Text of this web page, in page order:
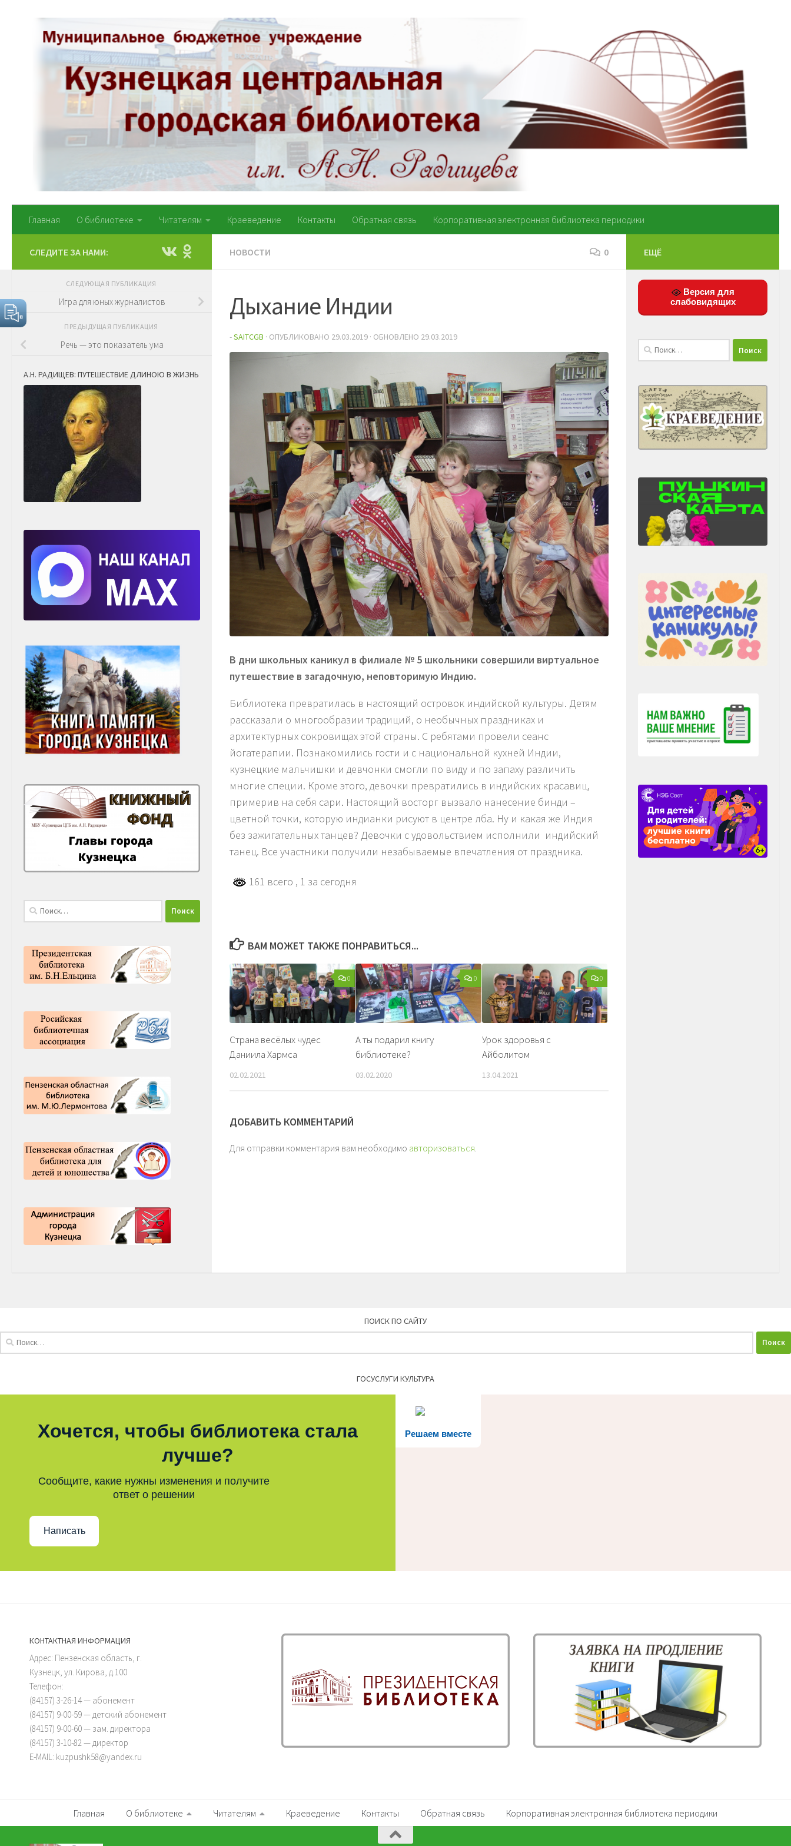
Перейти к содержимому
Главная О библиотеке Читателям Краеведение Контакты Обратная связь Корпоративная электронная библиотека периодики
НОВОСТИ 0
Дыхание Индии
-SAITCGB · ОПУБЛИКОВАНО 29.03.2019 · ОБНОВЛЕНО 29.03.2019
В дни школьных каникул в филиале № 5 школьники совершили виртуальное
путешествие в загадочную, неповторимую Индию.
Библиотека превратилась в настоящий островок индийской культуры. Детям
рассказали о многообразии традиций, о необычных праздниках и
архитектурных сокровищах этой страны. С ребятами провели сеанс
йогатерапии. Познакомились гости и с национальной кухней Индии,
кузнецкие мальчишки и девчонки смогли по виду и по запаху различить
многие специи. Кроме этого, девочки превратились в индийских красавиц,
примерив на себя сари. Настоящий восторг вызвало нанесение бинди –
цветной точки, которую индианки рисуют в центре лба. Ну и какая же Индия
без зажигательных танцев? Девочки с удовольствием исполнили индийский
танец. Все участники получили незабываемые впечатления от праздника.
161 всего , 1 за сегодня
ВАМ МОЖЕТ ТАКЖЕ ПОНРАВИТЬСЯ...
0
Страна весёлых чудес
Даниила Хармса
02.02.2021
0
А ты подарил книгу
библиотеке?
03.02.2020
0
Урок здоровья с
Айболитом
13.04.2021
ДОБАВИТЬ КОММЕНТАРИЙ
Для отправки комментария вам необходимо авторизоваться
СЛЕДИТЕ ЗА НАМИ:
СЛЕДУЮЩАЯ ПУБЛИКАЦИЯ
Игра для юных журналистов
ПРЕДЫДУЩАЯ ПУБЛИКАЦИЯ
Речь — это показатель ума
А.Н. РАДИЩЕВ: ПУТЕШЕСТВИЕ ДЛИНОЮ В ЖИЗНЬ
Найти:
ЕЩЁ
Версия для
слабовидящих
Найти:
ПОИСК ПО САЙТУ
ГОСУСЛУГИ КУЛЬТУРА
Решаем вместе
Хочется, чтобы библиотека стала
лучше?
Сообщите, какие нужны изменения и получите
ответ о решении
Написать
КОНТАКТНАЯ ИНФОРМАЦИЯ
Адрес: Пензенская область, г.
Кузнецк, ул. Кирова, д.100
Телефон:
(84157) 3-26-14 — абонемент
(84157) 9-00-59 — детский абонемент
(84157) 9-00-60 — зам. директора
(84157) 3-10-82 — директор
E-MAIL: kuzpushk58@yandex.ru
Главная О библиотеке Читателям Краеведение Контакты Обратная связь Корпоративная электронная библиотека периодики